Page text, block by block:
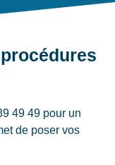
49 49 pour un
de poser vos